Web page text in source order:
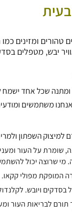
יבש, מטפלים
ומתנה שכל אחד
משתמשים
למיצוק השפתון
שומרת על העור
מי שרוצה יכול
המופקת מפולי קקאו.
בסדקים ויובש.
תורם לבריאות העור